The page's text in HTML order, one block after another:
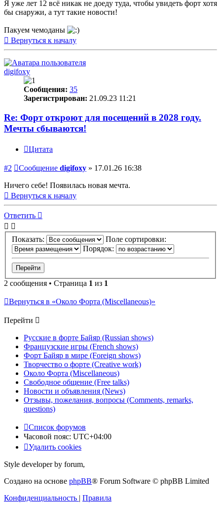
Я уже лет 12 всё никак не доеду туда, чтобы увидеть форт хотя
бы снаружи, а тут такие новости!
Пакуем чемоданы
Вернуться к началу
digifoxy
Сообщения: 35
Зарегистрирован: 21.09.23 11:21
Re: Форт откроют для посещений в 2028 году.
Мечты сбываются!
Цитата
#2 Сообщение digifoxy » 17.01.26 16:38
Ничего себе! Появилась новая мечта.
Вернуться к началу
Ответить
Показать:
Поле сортировки:
Порядок:
2 сообщения • Страница 1 из 1
Вернуться в «Около Форта (Miscellaneous)»
Перейти
Русские в форте Байяр (Russian shows)
Французские игры (French shows)
Форт Байяр в мире (Foreign shows)
Творчество о форте (Creative work)
Около Форта (Miscellaneous)
Свободное общение (Free talks)
Новости и объявления (News)
Отзывы, пожелания, вопросы (Comments, remarks,
questions)
Список форумов
Часовой пояс: UTC+04:00
Удалить cookies
Style developer by forum,
Создано на основе phpBB® Forum Software © phpBB Limited
Конфиденциальность | Правила